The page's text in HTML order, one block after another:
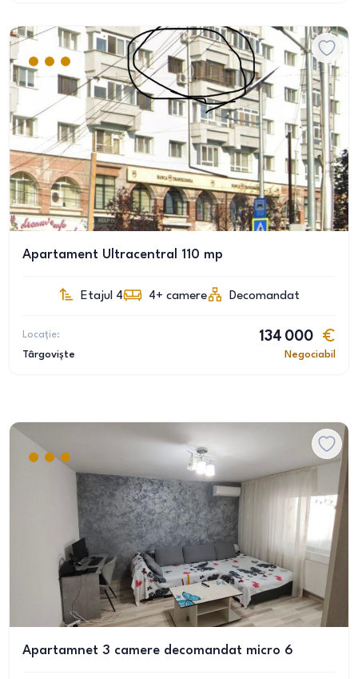
Apartament Ultracentral 110 mp
Etajul 4 4+ camere Decomandat
Locație:
Târgoviște
134 000
Negociabil
Apartamnet 3 camere decomandat micro 6